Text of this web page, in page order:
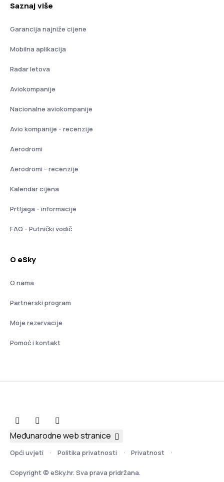
Saznaj više
Garancija najniže cijene
Mobilna aplikacija
Radar letova
Aviokompanije
Nacionalne aviokompanije
Avio kompanije - recenzije
Aerodromi
Aerodromi - recenzije
Kalendar cijena
Prtljaga - informacije
FAQ - Putnički vodič
O eSky
O nama
Partnerski program
Moje rezervacije
Pomoć i kontakt
Opći uvjeti Politika privatnosti Privatnost
Copyright © eSky.hr. Sva prava pridržana.
Međunarodne web stranice